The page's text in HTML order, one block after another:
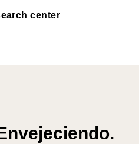
center
center